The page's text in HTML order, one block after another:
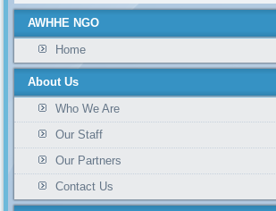
AWHHE NGO
Home
About Us
Who We Are
Our Staff
Our Partners
Contact Us